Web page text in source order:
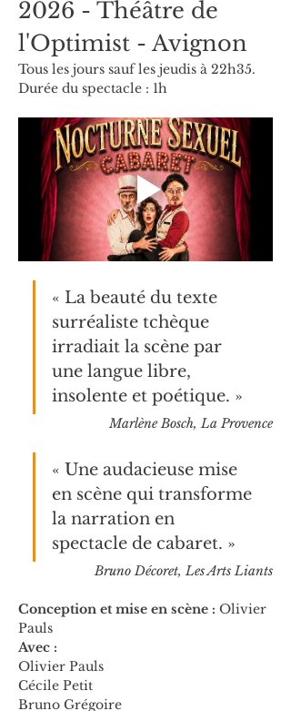
2026 - Théâtre de
l'Optimist - Avignon
Tous les jours sauf les jeudis à 22h35.
Durée du spectacle : 1h
« La beauté du texte
surréaliste tchèque
irradiait la scène par
une langue libre,
insolente et poétique. »
Marlène Bosch, La Provence
« Une audacieuse mise
en scène qui transforme
la narration en
spectacle de cabaret. »
Bruno Décoret, Les Arts Liants
Conception et mise en scène : Olivier
Pauls
Avec :
Olivier Pauls
Cécile Petit
Bruno Grégoire